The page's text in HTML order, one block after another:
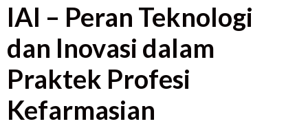
IAI – Peran Teknologi
dan Inovasi dalam
Praktek Profesi
Kefarmasian